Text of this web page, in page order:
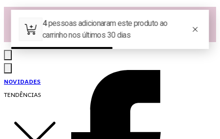
Las Queridas Club🌷 - Ganhe 5% Cashback em pontos na sua compra!
Ganhe 10% OFF na 1ª compra no App: PRIMEIRANOAPP 😍
♡ Coleção Nova: Grace in Motion ♡
NOVIDADES
TENDÊNCIAS